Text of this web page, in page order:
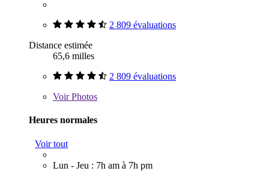
2 809 évaluations
Distance estimée
65,6 milles
2 809 évaluations
VoirPhotos
Heures normales
Voir tout
Lun - Jeu : 7h am à 7h pm